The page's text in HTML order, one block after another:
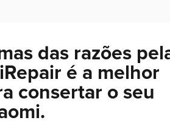
das razões
é a melhor
consertar o seu